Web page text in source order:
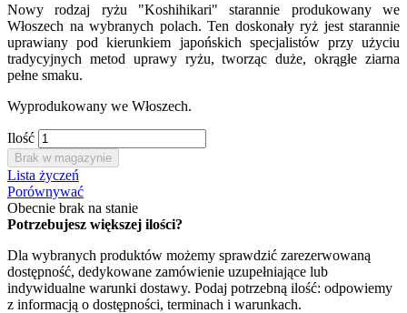
Nowy rodzaj ryżu "Koshihikari" starannie produkowany we
Włoszech na wybranych polach. Ten doskonały ryż jest starannie
uprawiany pod kierunkiem japońskich specjalistów przy użyciu
tradycyjnych metod uprawy ryżu, tworząc duże, okrągłe ziarna
pełne smaku.
Wyprodukowany we Włoszech.
Ilość
Brak w magazynie
Lista życzeń
Porównywać
Obecnie brak na stanie
Potrzebujesz większej ilości?
Dla wybranych produktów możemy sprawdzić zarezerwowaną
dostępność, dedykowane zamówienie uzupełniające lub
indywidualne warunki dostawy. Podaj potrzebną ilość: odpowiemy
z informacją o dostępności, terminach i warunkach.